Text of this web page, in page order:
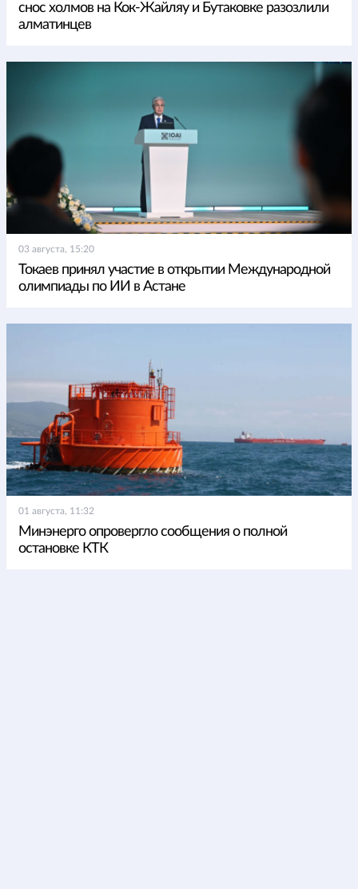
снос холмов на Кок-Жайляу и Бутаковке разозлили
алматинцев
03 августа, 15:20
Токаев принял участие в открытии Международной
олимпиады по ИИ в Астане
01 августа, 11:32
Минэнерго опровергло сообщения о полной
остановке КТК